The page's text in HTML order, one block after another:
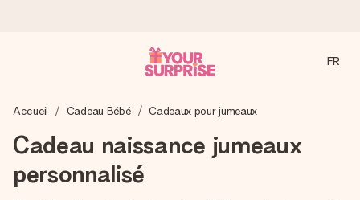
Nous préparons votre cadeau avec attention et l’envoyons
quand cela compte le plus.
FR
Accueil Cadeau Bébé Cadeaux pour jumeaux
Cadeau naissance jumeaux
personnalisé